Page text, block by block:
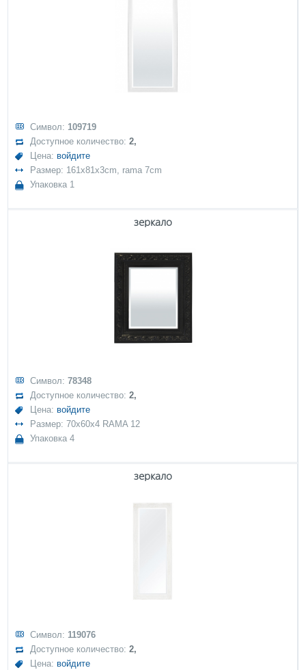
Символ: 109719
Доступное количество:2,
Цена: войдите
Размер: 161x81x3cm, rama 7cm
Упаковка 1
зеркало
Символ:78348
Доступное количество:2,
Цена: войдите
Размер: 70x60x4 RAMA 12
Упаковка 4
зеркало
Символ: 119076
Доступное количество:2,
Цена: войдите